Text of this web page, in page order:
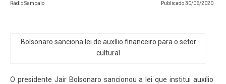
Rádio Sampaio Publicado30/06/2020
Bolsonaro sanciona lei de auxílio financeiro para o setor
cultural
O presidente Jair Bolsonaro sancionou a lei que institui auxílio